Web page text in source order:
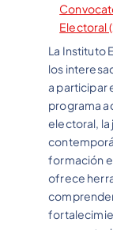
Electoral
La Instituto
los
a participar
programa
electoral, la
formación
ofrece